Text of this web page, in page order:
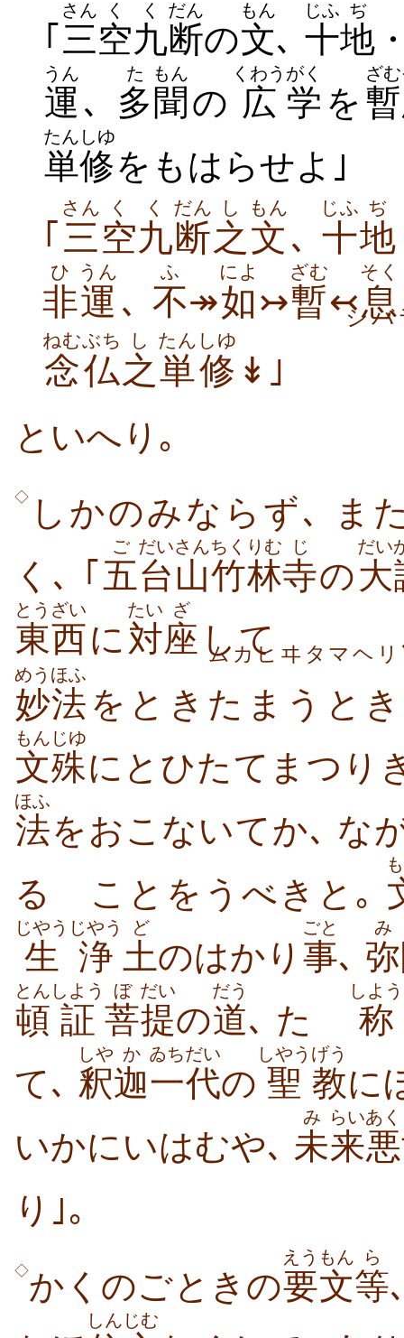
｢ 三
さん
空
く
九
く
断
だん
の文
もん
､ 十
じふ
地
ぢ
運
うん
､ 多
た
聞
もん
の 広
くわう
学
がく
を 暫
ざむ
単修
たんしゆ
をもはらせよ｣
｢ 三
さん
空
く
九
く
断
だん
之
し
文
もん
､ 十
じふ
地
ぢ
非
ひ
運
うん
､不
ふ
↠如
によ
↣暫
ざむ
↢息
そく
シバ
念仏
ねむぶち
之
し
単修
たんしゆ
↡｣
といへり｡
◇ しかのみならず､ ま
く､ ｢ 五
ご
台
だい
山
さん
竹林
ちくりむ
寺
じ
の大
だい
東西
とうざい
に 対
たい
座
ざ
して
ムカヒヰタマヘリ
妙法
めうほふ
をときたまうと
文殊
もんじゆ
にとひたてまつり
法
ほふ
をおこないてか､ な
るゝことをうべきと｡
生
じやう
浄
じやう
土
ど
のはかり 事
ごと
､
頓
とん
証
しよう
菩
ぼ
提
だい
の道
だう
､ たゞ 称
しよう
て､ 釈
しや
迦
か
一代
ゐちだい
の 聖
しやう
教
げう
に
いかにいはむや､ 未
み
来
らい
悪
あく
り｣｡
◇かくのごときの要文
えうもん
等
ら
しんじむ